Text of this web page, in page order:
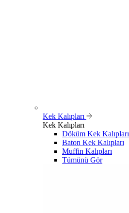
Kek Kalıpları
Kek Kalıpları
Döküm Kek Kalıpları
Baton Kek Kalıpları
Muffin Kalıpları
Tümünü Gör